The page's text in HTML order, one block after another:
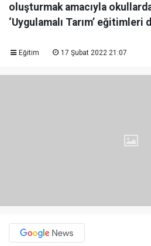
oluşturmak amacıyla
‘Uygulamalı Tarım’ eğitimleri
Eğitim 17 Şubat 2022 21:07